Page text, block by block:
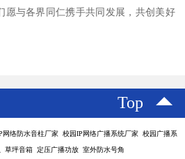
愿与各界同仁携手共同发展，共创美好
Top
络防水音柱厂家 校园IP网络广播系统厂家 校园广播系
坪音箱 定压广播功放 室外防水号角